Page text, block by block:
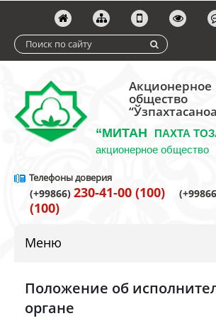
Акционерное
общество
“МИТАН
ПАХТА
акционерное общество
Телефоны доверия
(+99866) 230-41-00 (100)
(100)
Меню
Положение об
органе